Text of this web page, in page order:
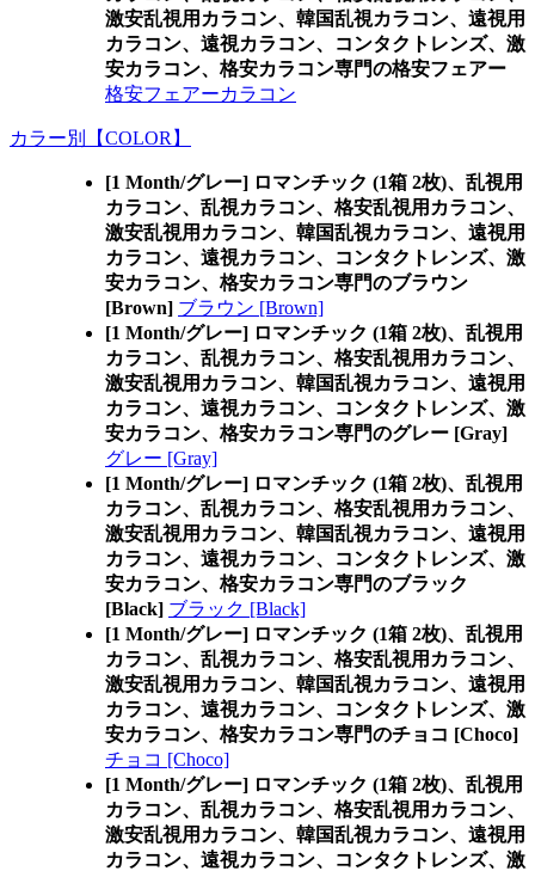
激安乱視用カラコン、韓国乱視カラコン、遠視用
カラコン、遠視カラコン、コンタクトレンズ、激
安カラコン、格安カラコン専門の格安フェアー
格安フェアーカラコン
カラー別【COLOR】
[1 Month/グレー] ロマンチック (1箱 2枚)、乱視用
カラコン、乱視カラコン、格安乱視用カラコン、
激安乱視用カラコン、韓国乱視カラコン、遠視用
カラコン、遠視カラコン、コンタクトレンズ、激
安カラコン、格安カラコン専門のブラウン
[Brown] ブラウン [Brown]
[1 Month/グレー] ロマンチック (1箱 2枚)、乱視用
カラコン、乱視カラコン、格安乱視用カラコン、
激安乱視用カラコン、韓国乱視カラコン、遠視用
カラコン、遠視カラコン、コンタクトレンズ、激
安カラコン、格安カラコン専門のグレー [Gray]
グレー [Gray]
[1 Month/グレー] ロマンチック (1箱 2枚)、乱視用
カラコン、乱視カラコン、格安乱視用カラコン、
激安乱視用カラコン、韓国乱視カラコン、遠視用
カラコン、遠視カラコン、コンタクトレンズ、激
安カラコン、格安カラコン専門のブラック
[Black] ブラック [Black]
[1 Month/グレー] ロマンチック (1箱 2枚)、乱視用
カラコン、乱視カラコン、格安乱視用カラコン、
激安乱視用カラコン、韓国乱視カラコン、遠視用
カラコン、遠視カラコン、コンタクトレンズ、激
安カラコン、格安カラコン専門のチョコ [Choco]
チョコ [Choco]
[1 Month/グレー] ロマンチック (1箱 2枚)、乱視用
カラコン、乱視カラコン、格安乱視用カラコン、
激安乱視用カラコン、韓国乱視カラコン、遠視用
カラコン、遠視カラコン、コンタクトレンズ、激